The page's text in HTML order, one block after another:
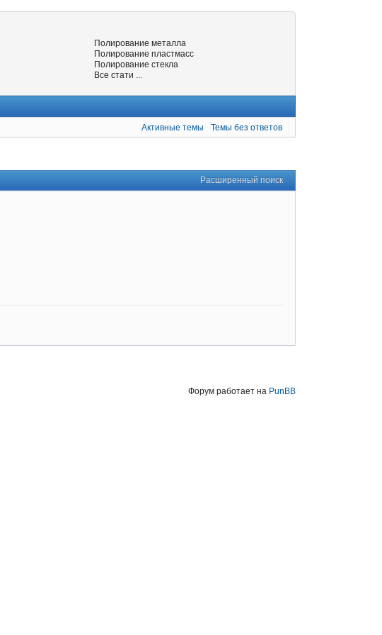
Полирование металла
Полирование пластмасс
Полирование стекла
Все стати ...
Активные темы Темы без ответов
Расширенный поиск
Форум работает на PunBB